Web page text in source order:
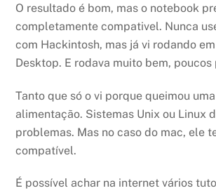
O resultado é bom, mas o notebook
completamente compativel. Nunca
com Hackintosh, mas já vi rodando em
Desktop. E rodava muito bem, poucos
Tanto que só o vi porque queimou
alimentação. Sistemas Unix ou Linux
problemas. Mas no caso do mac, ele
compatível.
É possível achar na internet vários